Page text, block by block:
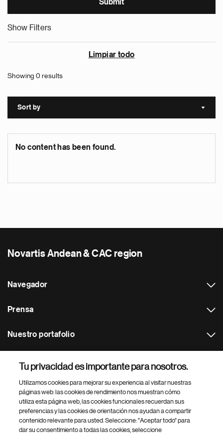
Show Filters
Limpiar todo
Showing 0 results
Sort by Sort
No content has been found.
Novartis Andean & CAC region
Navegador
Prensa
Nuestro portafolio
Footer Site Search
Tu privacidad es importante para nosotros.
Utilizamos cookies para mejorar su experiencia al visitar nuestras
páginas web: las cookies de rendimiento nos muestran cómo
utiliza esta página web, las cookies funcionales recuerdan sus
preferencias y las cookies de orientación nos ayudan a compartir
contenido relevante para usted. Seleccione: "Aceptar todo" para
dar su consentimiento a todas las cookies, seleccione